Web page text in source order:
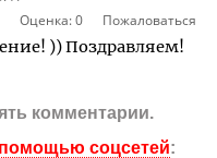
Оценка:0 Пожаловаться
)) Поздравляем!
комментарии.
соцсетей: